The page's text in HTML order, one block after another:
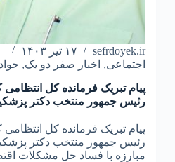
sefrdoyek.ir
۱۷ تیر ۱۴۰۳
اجتماعی, اخبار صفر دو یک,
پیام تبریک فرمانده کل
رئیس جمهور منتخب دکتر
پیام تبریک فرمانده کل
رئیس جمهور منتخب دکتر
مبارزه با فساد حل مشکلات